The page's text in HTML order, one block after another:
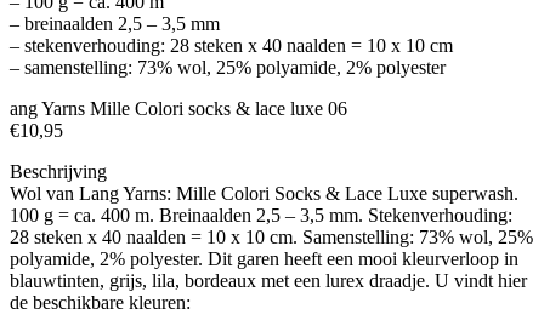
– breinaalden 2,5 – 3,5 mm
– stekenverhouding: 28 steken x 40 naalden = 10 x 10 cm
– samenstelling: 73% wol, 25% polyamide, 2% polyester
ang Yarns Mille Colori socks & lace luxe 06
€10,95
Beschrijving
Wol van Lang Yarns: Mille Colori Socks & Lace Luxe superwash.
100 g = ca. 400 m. Breinaalden 2,5 – 3,5 mm. Stekenverhouding:
28 steken x 40 naalden = 10 x 10 cm. Samenstelling: 73% wol, 25%
polyamide, 2% polyester. Dit garen heeft een mooi kleurverloop in
blauwtinten, grijs, lila, bordeaux met een lurex draadje. U vindt hier
de beschikbare kleuren: